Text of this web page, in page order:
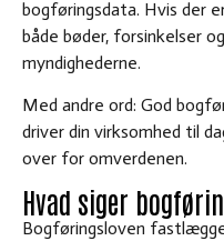
bogføringsdata. Hvis der
både bøder, forsinkelser
myndighederne.
Med andre ord: God
driver din virksomhed til
over for omverdenen.
Hvad siger
Bogføringsloven